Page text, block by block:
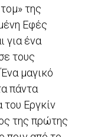
της
Εφές
για ένα
τους
μαγικό
πάντα
Εργκίν
της πρώτης